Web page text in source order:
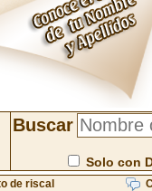
Buscar
Solo con
de riscal